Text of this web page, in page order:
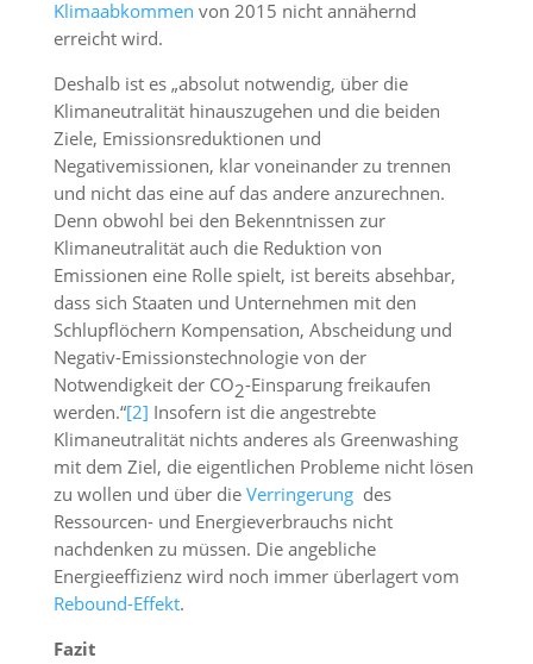
Klimaabkommen von 2015 nicht annähernd
erreicht wird.
Deshalb ist es „absolut notwendig, über die
Klimaneutralität hinauszugehen und die beiden
Ziele, Emissionsreduktionen und
Negativemissionen, klar voneinander zu trennen
und nicht das eine auf das andere anzurechnen.
Denn obwohl bei den Bekenntnissen zur
Klimaneutralität auch die Reduktion von
Emissionen eine Rolle spielt, ist bereits absehbar,
dass sich Staaten und Unternehmen mit den
Schlupflöchern Kompensation, Abscheidung und
Negativ-Emissionstechnologie von der
Notwendigkeit der CO2-Einsparung freikaufen
werden.“[2] Insofern ist die angestrebte
Klimaneutralität nichts anderes als Greenwashing
mit dem Ziel, die eigentlichen Probleme nicht lösen
zu wollen und über die Verringerungdes
Ressourcen- und Energieverbrauchs nicht
nachdenken zu müssen. Die angebliche
Energieeffizienz wird noch immer überlagert vom
Rebound-Effekt.
Fazit